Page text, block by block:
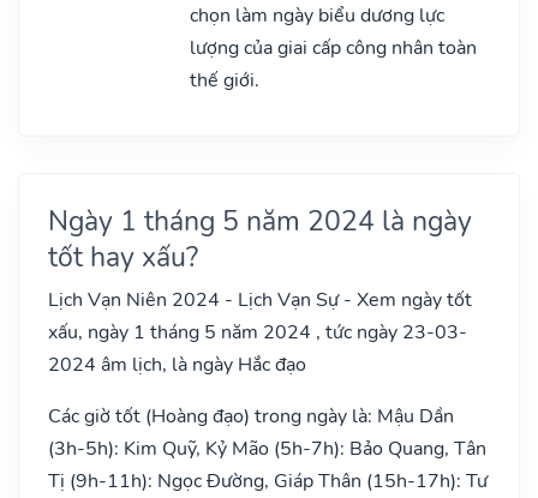
chọn làm ngày biểu dương lực
lượng của giai cấp công nhân toàn
thế giới.
Ngày 1 tháng 5 năm 2024 là ngày
tốt hay xấu?
Lịch Vạn Niên 2024 - Lịch Vạn Sự - Xem ngày tốt
xấu, ngày 1 tháng 5 năm 2024 , tức ngày 23-03-
2024 âm lịch, là ngày Hắc đạo
Các giờ tốt (Hoàng đạo) trong ngày là: Mậu Dần
(3h-5h): Kim Quỹ, Kỷ Mão (5h-7h): Bảo Quang, Tân
Tị (9h-11h): Ngọc Đường, Giáp Thân (15h-17h): Tư